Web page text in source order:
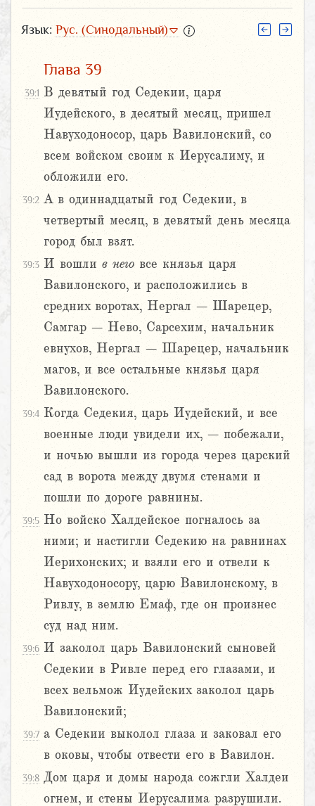
Язык: Рус. (Синодальный)
Глава 39
39:1 В девятый год Седекии, царя
Иудейского, в десятый месяц, пришел
Навуходоносор, царь Вавилонский, со
всем войском своим к Иерусалиму, и
обложили его.
39:2 А в одиннадцатый год Седекии, в
четвертый месяц, в девятый день месяца
город был взят.
39:3 И вошли в него все князья царя
Вавилонского, и расположились в
средних воротах, Нергал – Шарецер,
Самгар – Нево, Сарсехим, начальник
евнухов, Нергал – Шарецер, начальник
магов, и все остальные князья царя
Вавилонского.
39:4 Когда Седекия, царь Иудейский, и все
военные люди увидели их, – побежали,
и ночью вышли из города через царский
сад в ворота между двумя стенами и
пошли по дороге равнины.
39:5 Но войско Халдейское погналось за
ними; и настигли Седекию на равнинах
Иерихонских; и взяли его и отвели к
Навуходоносору, царю Вавилонскому, в
Ривлу, в землю Емаф, где он произнес
суд над ним.
39:6 И заколол царь Вавилонский сыновей
Седекии в Ривле перед его глазами, и
всех вельмож Иудейских заколол царь
Вавилонский;
39:7 а Седекии выколол глаза и заковал его
в оковы, чтобы отвести его в Вавилон.
39:8 Дом царя и домы народа сожгли Халдеи
огнем, и стены Иерусалима разрушили.